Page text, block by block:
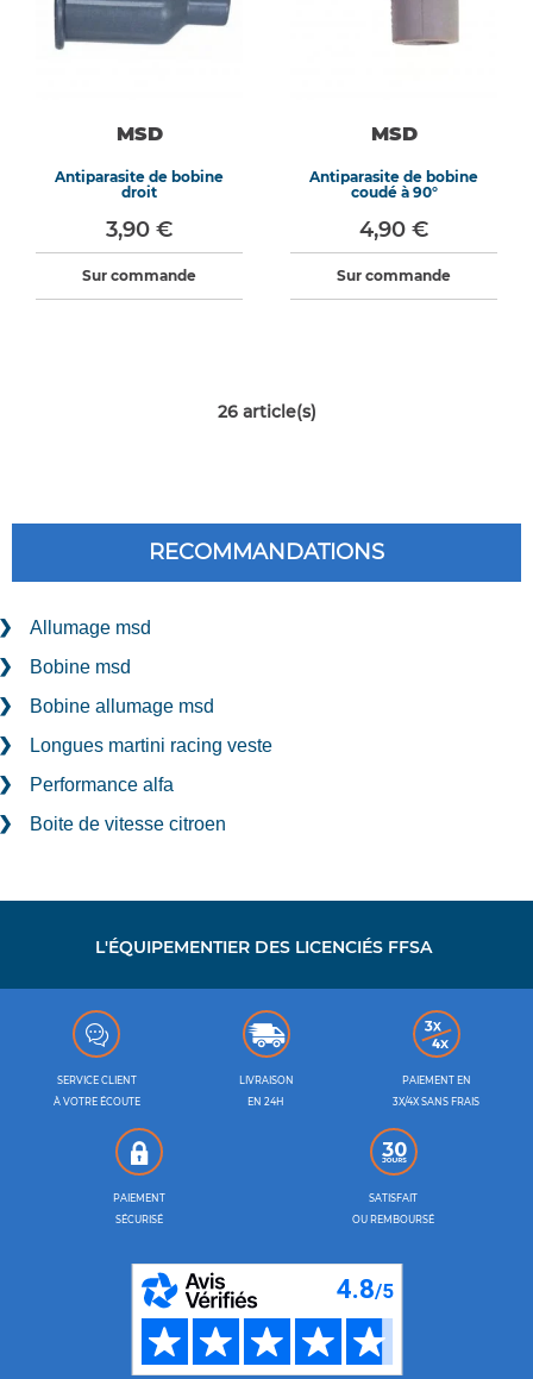
MSD
Antiparasite de bobine
droit
3,90 €
Sur commande
MSD
Antiparasite de bobine
coudé à 90°
4,90 €
Sur commande
26article(s)
RECOMMANDATIONS
Allumage msd
Bobine msd
Bobine allumage msd
Longues martini racing veste
Performance alfa
Boite de vitesse citroen
L'ÉQUIPEMENTIER DES LICENCIÉS FFSA
SERVICE CLIENT
À VOTRE ÉCOUTE
LIVRAISON
EN 24H
PAIEMENT EN
3X/4X SANS FRAIS
PAIEMENT
SÉCURISÉ
SATISFAIT
OU REMBOURSÉ